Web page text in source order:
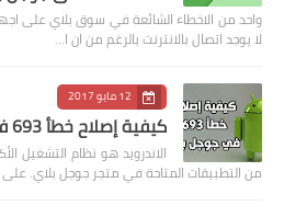
واحد من الاخطاء الشائعة في سوق بلاي على
لا يوجد اتصال بالانترنت بالرغم من ان ا…
12 مايو 2017
كيفية إصلاح خطأ 693 في متجر جوجل بلاي؟
الاندرويد هو نظام التشغيل
من التطبيقات المتاحة في متجر جوجل بلاي.